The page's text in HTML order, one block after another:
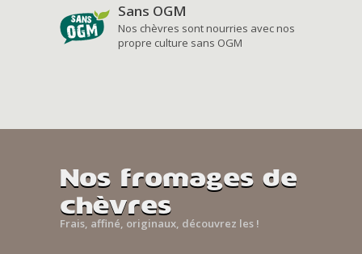
Sans OGM
Nos chèvres sont nourries avec nos
propre culture sans OGM
Nos fromages de
chèvres
Frais, affiné, originaux, découvrez les !